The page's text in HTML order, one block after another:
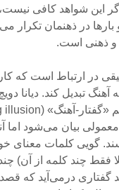
این شواهد کافی نیست،
در ذهنمان تکرار
و ذهنی است.
در ارتباط است که
بیان می‌شود اما
گویی کلمات معنای
فقط چند کلمه از آن)
گفتاری درمی‌آید که